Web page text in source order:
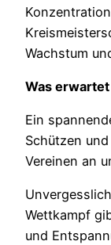
Wachstum
Was
Ein
Schützen
Vereinen an
Wettkampf
und